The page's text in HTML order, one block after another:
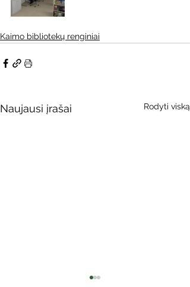
Kaimo bibliotekų renginiai
Naujausi įrašai Rodyti viską